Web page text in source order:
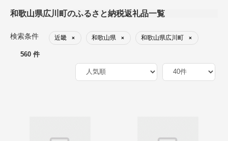
和歌山県広川町のふるさと納税返礼品一覧
検索条件 近畿 × 和歌山県 × 和歌山県広川町 ×
560 件